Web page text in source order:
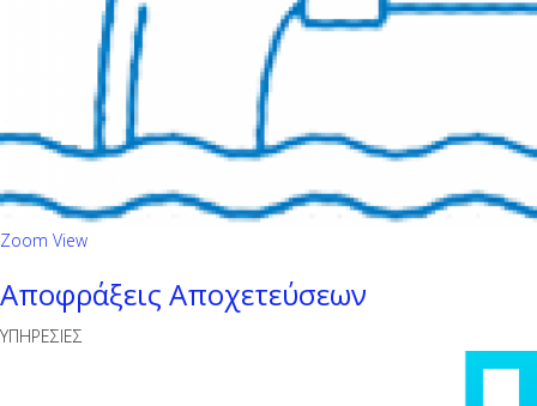
Zoom View
Αποφράξεις Αποχετεύσεων
ΥΠΗΡΕΣΙΕΣ